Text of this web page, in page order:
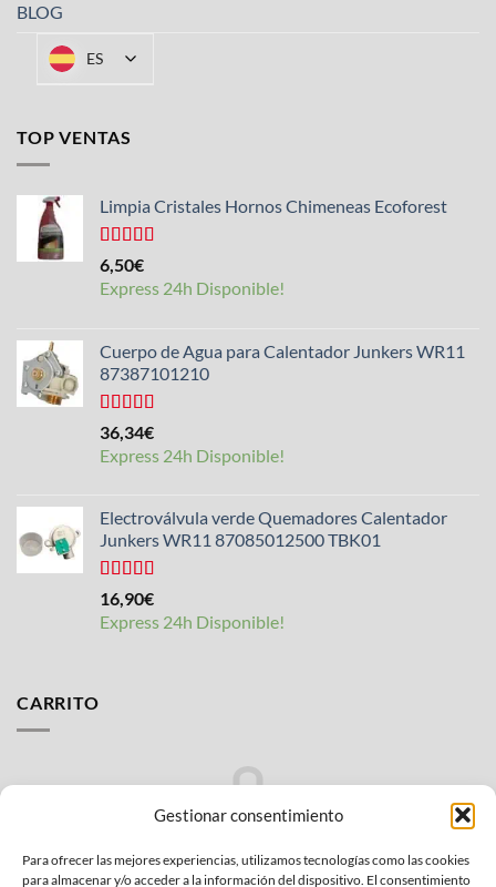
Gestionar consentimiento
Para ofrecer las mejores experiencias, utilizamos tecnologías como las cookies
para almacenar y/o acceder a la información del dispositivo. El consentimiento
BLOG
ES
TOP VENTAS
Limpia Cristales Hornos Chimeneas Ecoforest
Valorado
con
de 5
6,50€
Express 24h Disponible!
Cuerpo de Agua para Calentador Junkers WR11
87387101210
Valorado
con
de 5
36,34€
Express 24h Disponible!
Electroválvula verde Quemadores Calentador
Junkers WR11 87085012500 TBK01
Valorado
con
de 5
16,90€
Express 24h Disponible!
CARRITO
No hay productos en el carrito.